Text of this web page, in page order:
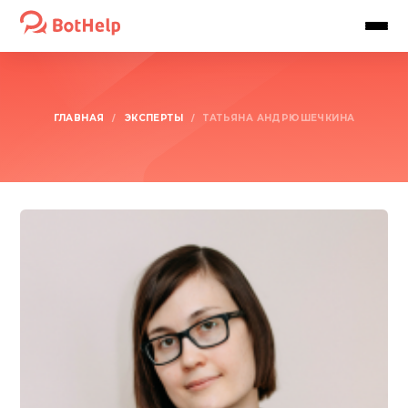
ГЛАВНАЯ / ЭКСПЕРТЫ / ТАТЬЯНА АНДРЮШЕЧКИНА